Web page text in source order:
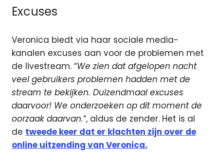
Excuses
Veronica biedt via haar sociale media-
kanalen excuses aan voor de problemen met
de livestream. “We zien dat afgelopen nacht
veel gebruikers problemen hadden met de
stream te bekijken. Duizendmaal excuses
daarvoor! We onderzoeken op dit moment de
oorzaak daarvan.“, aldus de zender. Het is al
de tweede keer dat er klachten zijn over de
online uitzending van Veronica.